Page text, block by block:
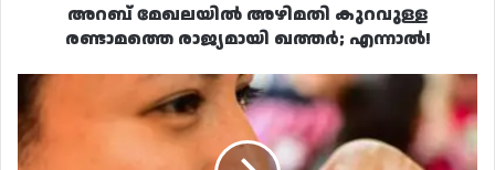
അറബ് മേഖലയിൽ അഴിമതി കുറവുള്ള
രണ്ടാമത്തെ രാജ്യമായി ഖത്തർ; എന്നാൽ!
പ്രാണികൾ
അടങ്ങിയ
ഭക്ഷണം
ഹലാൽ